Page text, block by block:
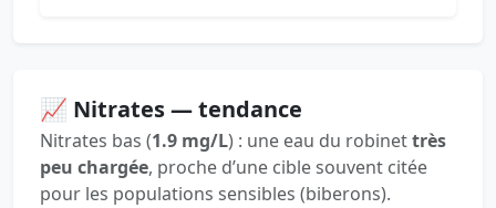
📈 Nitrates — tendance
Nitrates bas (1.9 mg/L) : une eau du robinettrès
peu chargée, proche d’une cible souvent citée
pour les populations sensibles (biberons).